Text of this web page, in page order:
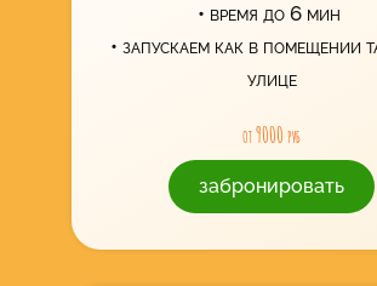
время до 6 мин
запускаем как в помещении
улице
от 9000 руб
забронировать